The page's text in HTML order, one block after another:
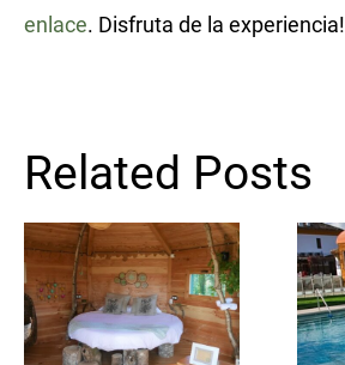
enlace. Disfruta de la experiencia!
Related Posts